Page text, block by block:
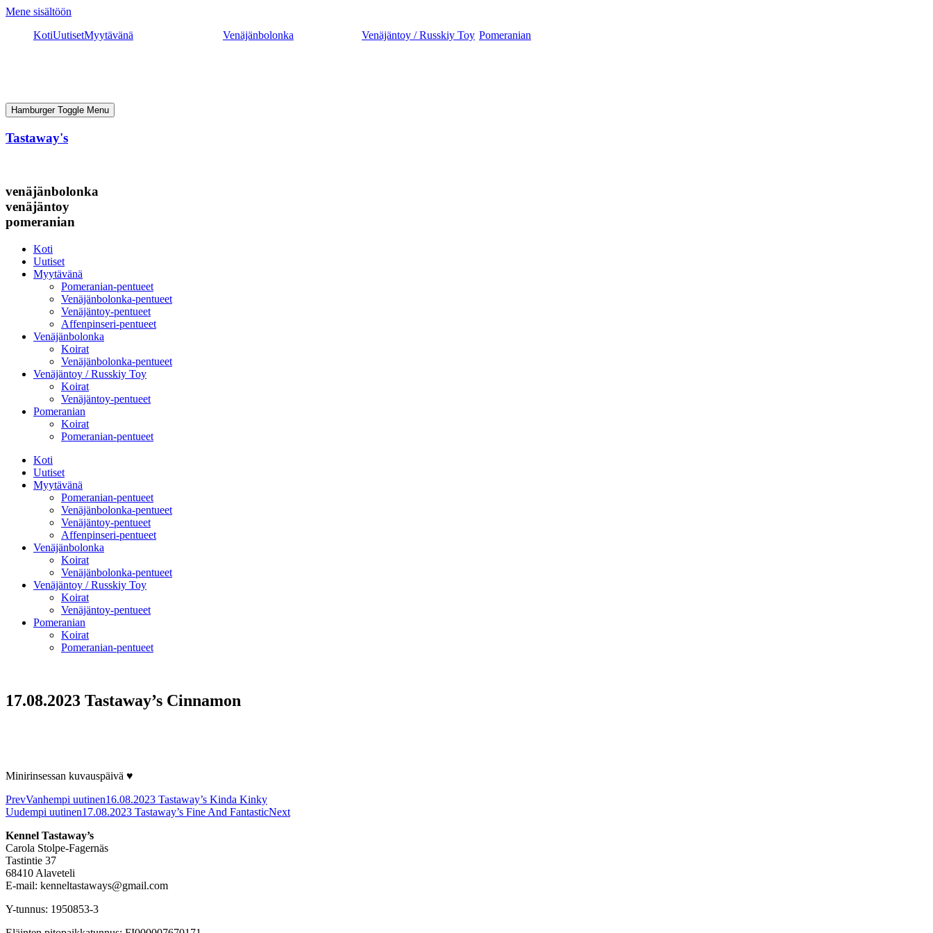
Mene sisältöön
KotiUutisetMyytävänä Venäjänbolonka Venäjäntoy / Russkiy Toy Pomeranian
Hamburger Toggle Menu
Tastaway's
venäjänbolonka
venäjäntoy
pomeranian
Koti
Uutiset
Myytävänä
Pomeranian-pentueet
Venäjänbolonka-pentueet
Venäjäntoy-pentueet
Affenpinseri-pentueet
Venäjänbolonka
Koirat
Venäjänbolonka-pentueet
Venäjäntoy / Russkiy Toy
Koirat
Venäjäntoy-pentueet
Pomeranian
Koirat
Pomeranian-pentueet
Koti
Uutiset
Myytävänä
Pomeranian-pentueet
Venäjänbolonka-pentueet
Venäjäntoy-pentueet
Affenpinseri-pentueet
Venäjänbolonka
Koirat
Venäjänbolonka-pentueet
Venäjäntoy / Russkiy Toy
Koirat
Venäjäntoy-pentueet
Pomeranian
Koirat
Pomeranian-pentueet
17.08.2023 Tastaway’s Cinnamon
Minirinsessan kuvauspäivä ♥
PrevVanhempi uutinen16.08.2023 Tastaway’s Kinda Kinky
Uudempi uutinen17.08.2023 Tastaway’s Fine And FantasticNext
Kennel Tastaway’s
Carola Stolpe-Fagernäs
Tastintie 37
68410 Alaveteli
E-mail: kenneltastaways@gmail.com
Y-tunnus: 1950853-3